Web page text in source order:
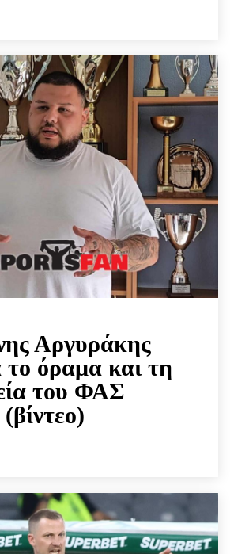
Αργυράκης
το όραμα και τη
του ΦΑΣ